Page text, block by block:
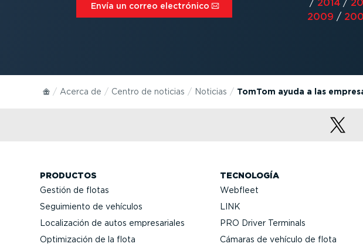
Envía un correo electrónico⁠
/ 2014 /
2009 /
Acerca de Centro de noticias Noticias TomTom ayuda a las
PRODUCTOS
Gestión de flotas
Seguimiento de vehículos
Locali­zación de autos empre­sa­riales
Optimi­zación de la flota
TECNOLOGÍA
Webfleet
LINK
PRO Driver Terminals
Cámaras de vehículo de flota